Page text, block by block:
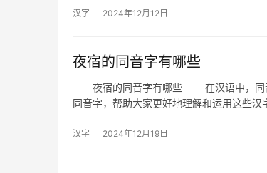
汉字 2024年12月12日
夜宿的同音字有哪些
夜宿的同音字有哪些 在汉语中，同音字
同音字，帮助大家更好地理解和运用这
汉字 2024年12月19日